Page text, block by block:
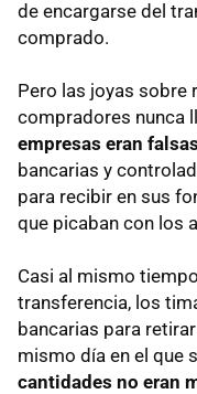
de encargarse del
comprado.
Pero las joyas sobre
compradores nunca
empresas eran falsas
bancarias y
para recibir en sus
que picaban con los
Casi al mismo
transferencia, los
bancarias para
mismo día en el que
cantidades no eran